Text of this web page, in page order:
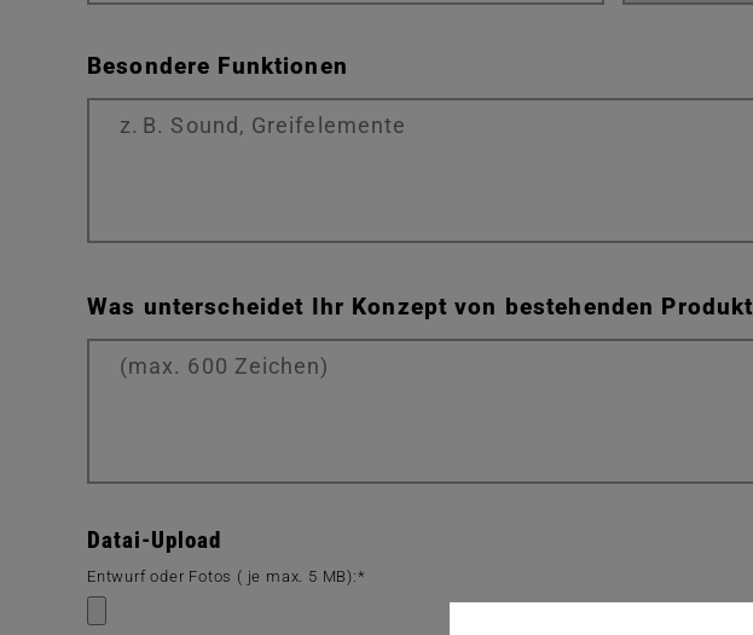
Besondere Funktionen
Pflichtfeld
Was unterscheidet Ihr Konzept von bestehenden
Datai-Upload
Entwurf oder Fotos ( je max. 5 MB):*